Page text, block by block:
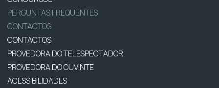
PERGUNTAS FREQUENTES
CONTACTOS
CONTACTOS
PROVEDORA DO TELESPECTADOR
PROVEDORA DO OUVINTE
ACESSIBILIDADES